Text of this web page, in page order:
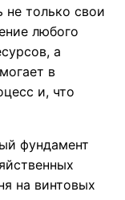
не только свои
любого
а
в
и, что
фундамент
на винтовых